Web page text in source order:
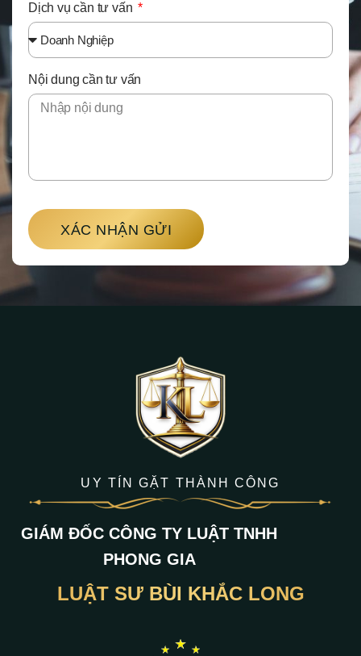
Dịch vụ cần tư vấn
Nội dung cần tư vấn
XÁC NHẬN GỬI
UY TÍN GẶT THÀNH CÔNG
GIÁM ĐỐC CÔNG TY LUẬT TNHH
PHONG GIA
LUẬT SƯ BÙI KHẮC LONG